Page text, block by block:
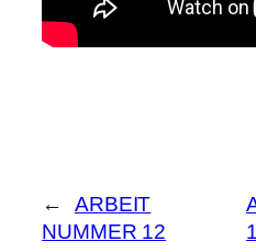
←
ARBEIT
NUMMER 12